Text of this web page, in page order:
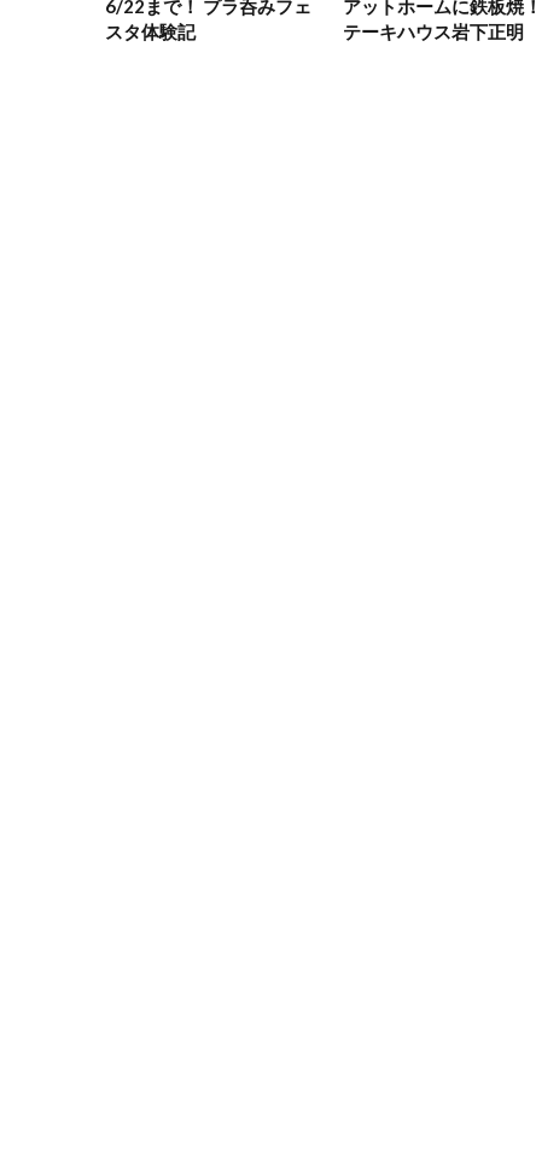
6/22まで！ プラ呑みフェ
スタ体験記
アットホームに鉄板焼
テーキハウス岩下正明